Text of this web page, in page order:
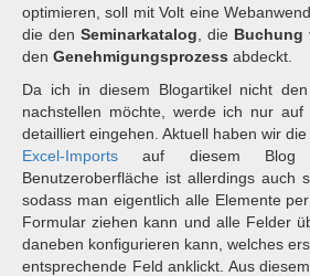
optimieren, soll mit Volt eine
die den Seminarkatalog , die Buchung
den Genehmigungsprozess abdeckt.
Da ich in diesem Blogartikel nicht
nachstellen möchte, werde ich nur auf
detailliert eingehen. Aktuell haben wir
Excel-Imports auf diesem Blog
Benutzeroberfläche ist allerdings auch
sodass man eigentlich alle Elemente
Formular ziehen kann und alle Felder
daneben konfigurieren kann, welches
entsprechende Feld anklickt. Aus